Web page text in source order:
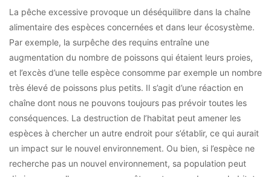
La pêche excessive provoque un déséquilibre dans la chaîne
alimentaire des espèces concernées et dans leur écosystème.
Par exemple, la surpêche des requins entraîne une
augmentation du nombre de poissons qui étaient leurs proies,
et l’excès d’une telle espèce consomme par exemple un nombre
très élevé de poissons plus petits. Il s’agit d’une réaction en
chaîne dont nous ne pouvons toujours pas prévoir toutes les
conséquences. La destruction de l’habitat peut amener les
espèces à chercher un autre endroit pour s’établir, ce qui aurait
un impact sur le nouvel environnement. Ou bien, si l’espèce ne
recherche pas un nouvel environnement, sa population peut